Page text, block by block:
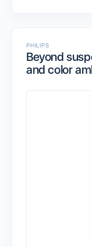
PHILIPS
Beyond
and color